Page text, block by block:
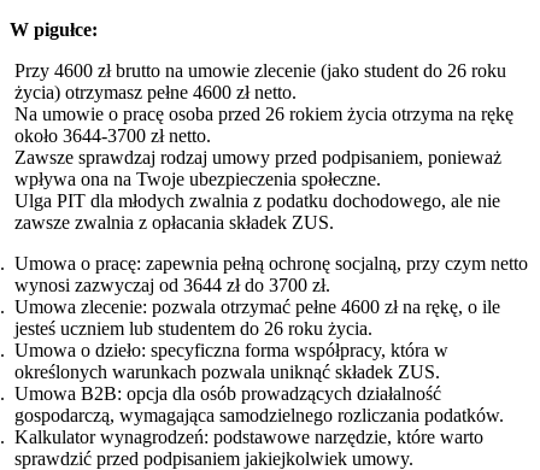
W pigułce:
Przy 4600 zł brutto na umowie zlecenie (jako student do 26 roku
życia) otrzymasz pełne 4600 zł netto.
Na umowie o pracę osoba przed 26 rokiem życia otrzyma na rękę
około 3644-3700 zł netto.
Zawsze sprawdzaj rodzaj umowy przed podpisaniem, ponieważ
wpływa ona na Twoje ubezpieczenia społeczne.
Ulga PIT dla młodych zwalnia z podatku dochodowego, ale nie
zawsze zwalnia z opłacania składek ZUS.
Umowa o pracę: zapewnia pełną ochronę socjalną, przy czym netto
wynosi zazwyczaj od 3644 zł do 3700 zł.
Umowa zlecenie: pozwala otrzymać pełne 4600 zł na rękę, o ile
jesteś uczniem lub studentem do 26 roku życia.
Umowa o dzieło: specyficzna forma współpracy, która w
określonych warunkach pozwala uniknąć składek ZUS.
Umowa B2B: opcja dla osób prowadzących działalność
gospodarczą, wymagająca samodzielnego rozliczania podatków.
Kalkulator wynagrodzeń: podstawowe narzędzie, które warto
sprawdzić przed podpisaniem jakiejkolwiek umowy.